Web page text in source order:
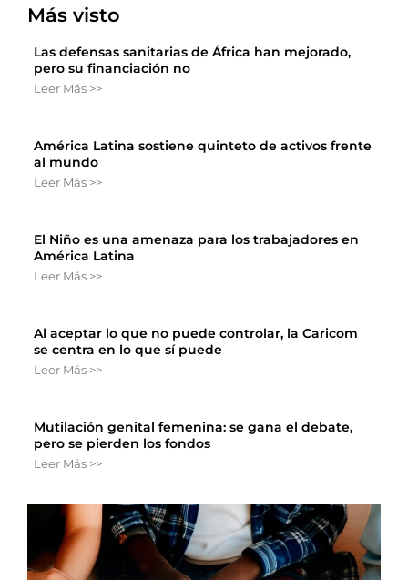
Más visto
Las defensas sanitarias de África han mejorado,
pero su financiación no
Leer Más >>
América Latina sostiene quinteto de activos frente
al mundo
Leer Más >>
El Niño es una amenaza para los trabajadores en
América Latina
Leer Más >>
Al aceptar lo que no puede controlar, la Caricom
se centra en lo que sí puede
Leer Más >>
Mutilación genital femenina: se gana el debate,
pero se pierden los fondos
Leer Más >>